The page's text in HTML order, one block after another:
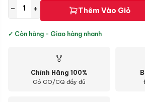
− + Thêm Vào Giỏ
✓ Còn hàng - Giao hàng nhanh
🏅
Chính Hãng 100%
Có CO/CQ đầy đủ